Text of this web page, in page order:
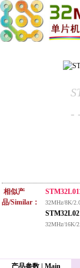
-
相似产
品/Similar：
32MHz/8K/
32MHz/16K/
产品参数 | Main